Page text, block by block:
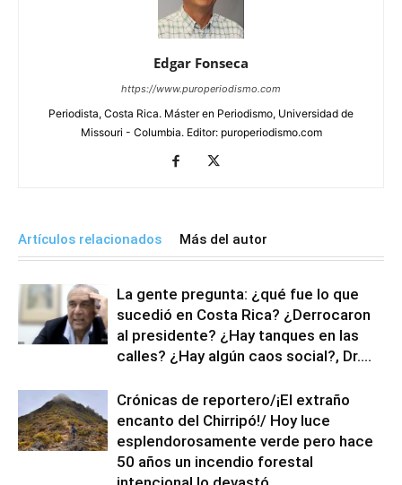
Edgar Fonseca
https://www.puroperiodismo.com
Periodista, Costa Rica. Máster en Periodismo, Universidad de
Missouri - Columbia. Editor: puroperiodismo.com
Artículos relacionados Más del autor
La gente pregunta: ¿qué fue lo que
sucedió en Costa Rica? ¿Derrocaron
al presidente? ¿Hay tanques en las
calles? ¿Hay algún caos social?, Dr....
Crónicas de reportero/¡El extraño
encanto del Chirripó!/ Hoy luce
esplendorosamente verde pero hace
50 años un incendio forestal